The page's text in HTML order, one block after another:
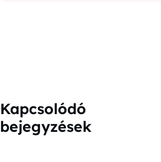
Kapcsolódó
bejegyzések